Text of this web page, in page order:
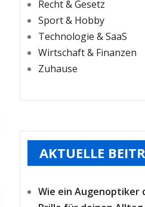
Recht & Gesetz
Sport & Hobby
Technologie & SaaS
Wirtschaft & Finanzen
Zuhause
AKTUELLE
Wie ein